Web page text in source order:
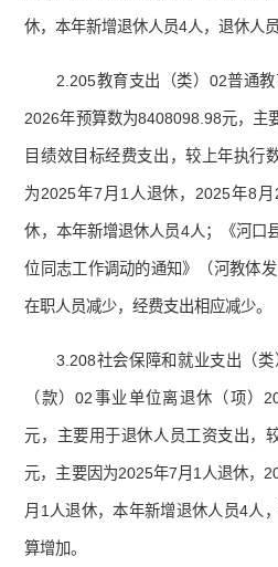
休，本年新增退休人员4人，退休人
2.205教育支出（类）02普通教
2026年预算数为8408098.98元，主
目绩效目标经费支出，较上年执行
为2025年7月1人退休，2025年8
休，本年新增退休人员4人；《河口
位同志工作调动的通知》（河教体
在职人员减少，经费支出相应减少。
3.208社会保障和就业支出（
（款）02事业单位离退休（项）
元，主要用于退休人员工资支出，
元，主要因为2025年7月1人退休，
月1人退休，本年新增退休人员4人
算增加。